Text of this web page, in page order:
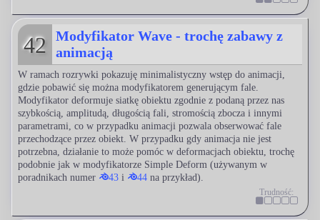
42
Trudność:
Modyfikator Wave - trochę zabawy z
animacją
W ramach rozrywki pokazuję minimalistyczny wstęp do animacji,
gdzie pobawić się można modyfikatorem generującym fale.
Modyfikator deformuje siatkę obiektu zgodnie z podaną przez nas
szybkością, amplitudą, długością fali, stromością zbocza i innymi
parametrami, co w przypadku animacji pozwala obserwować fale
przechodzące przez obiekt. W przypadku gdy animacja nie jest
potrzebna, działanie to może pomóc w deformacjach obiektu, trochę
podobnie jak w modyfikatorze Simple Deform (używanym w
poradnikach numer
43 i 44 na przykład).